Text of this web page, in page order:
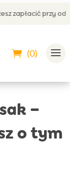
odbiorze
(0)
–
o tym